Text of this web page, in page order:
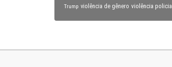
Trump violência de gênero violência policial